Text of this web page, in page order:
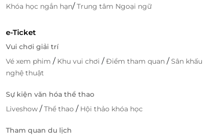
Khóa học ngắn hạn/Trung tâm Ngoại ngữ
e-Ticket
Vui chơi giải trí
Vé xem phim / Khu vui chơi /Điểm tham quan /Sân khấu
nghệ thuật
Sự kiện văn hóa thể thao
Liveshow /Thể thao / Hội thảo khóa học
Tham quan du lịch